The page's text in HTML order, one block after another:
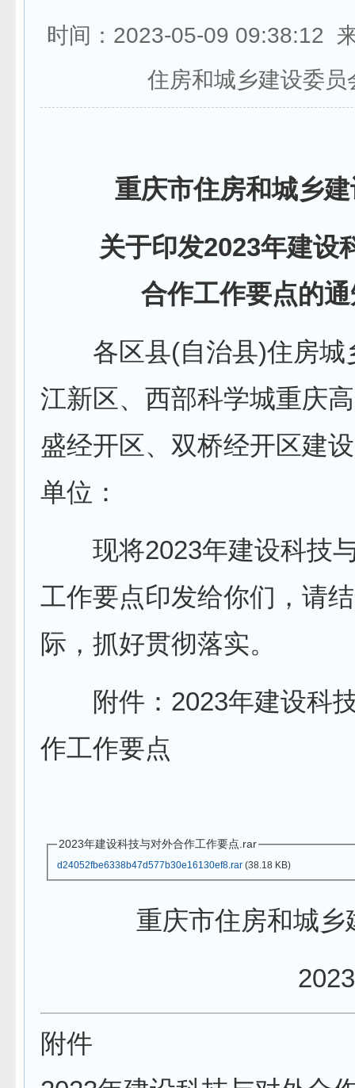
时间：2023-05-09 09:38:12
住房和城乡建设委员
重庆市住房和城乡建
关于印发2023年建设
合作工作要点的
各区县(自治县)住房城
江新区、西部科学城重庆
盛经开区、双桥经开区建
单位：
现将2023年建设科技
工作要点印发给你们，请
际，抓好贯彻落实。
附件：2023年建设科
作工作要点
2023年建设科技与对外合作工作要点.rar
d24052fbe6338b47d577b30e16130ef8.rar(38.18 KB)
重庆市住房和城乡
2023
附件